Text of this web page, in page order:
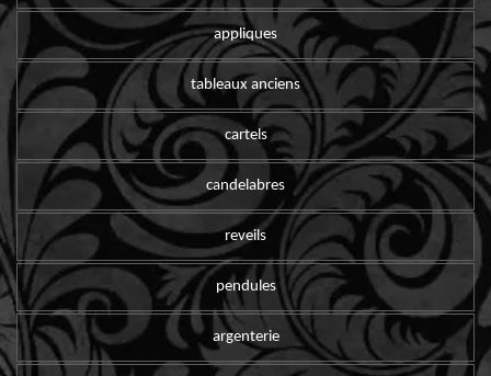
appliques
tableaux anciens
cartels
candelabres
reveils
pendules
argenterie